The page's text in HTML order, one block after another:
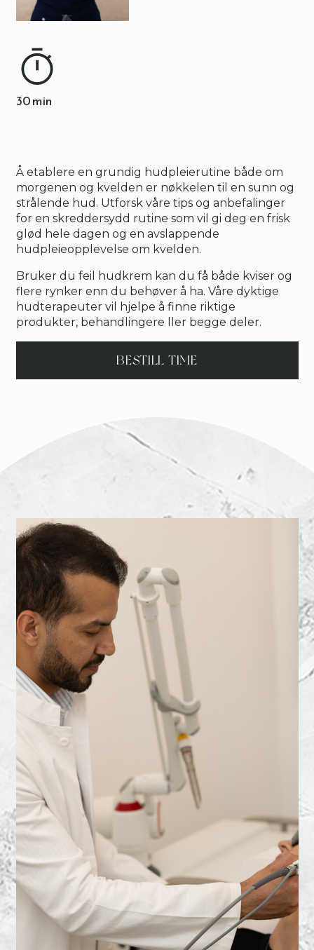
30 min
Å etablere en grundig hudpleierutine både om
morgenen og kvelden er nøkkelen til en sunn og
strålende hud. Utforsk våre tips og anbefalinger
for en skreddersydd rutine som vil gi deg en frisk
glød hele dagen og en avslappende
hudpleieopplevelse om kvelden.
Bruker du feil hudkrem kan du få både kviser og
flere rynker enn du behøver å ha. Våre dyktige
hudterapeuter vil hjelpe å finne riktige
produkter, behandlingere ller begge deler.
BESTILL TIME